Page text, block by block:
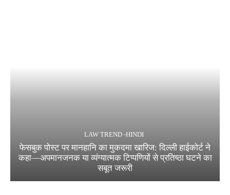
LAW TREND -HINDI
फेसबुक पोस्ट पर मानहानि का मुकदमा खारिज: दिल्ली हाईकोर्ट ने
कहा—अपमानजनक या व्यंग्यात्मक टिप्पणियों से प्रतिष्ठा घटने का
सबूत जरूरी